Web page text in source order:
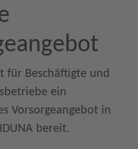
für Beschäftigte und
ein
Vorsorgeangebot in
bereit.